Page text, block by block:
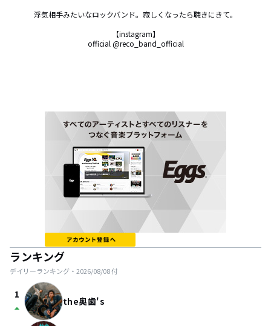
浮気相手みたいなロックバンド。寂しくなったら聴きにきて。
【instagram】
official @reco_band_official
ランキング
デイリーランキング・ 2026/08/08付
1
arrow_drop_up the奥歯's